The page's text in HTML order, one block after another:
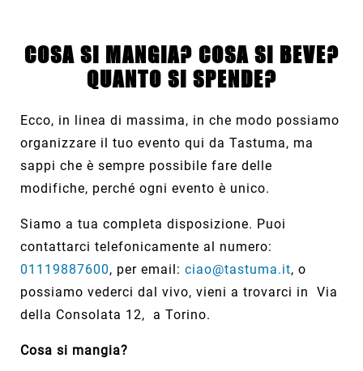
COSA SI MANGIA? COSA SI BEVE?
QUANTO SI SPENDE?
Ecco, in linea di massima, in che modo possiamo
organizzare il tuo evento qui da Tastuma, ma
sappi che è sempre possibile fare delle
modifiche, perché ogni evento è unico.
Siamo a tua completa disposizione. Puoi
contattarci telefonicamente al numero:
01119887600, per email: ciao@tastuma.it, o
possiamo vederci dal vivo, vieni a trovarci in Via
della Consolata 12, a Torino.
Cosa si mangia?